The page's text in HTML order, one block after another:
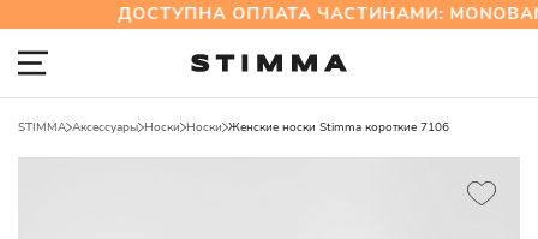
ДОСТУПНА ОПЛАТА ЧАСТИНАМИ:
STIMMA Аксессуары Носки Носки Женские носки Stimma короткие 7106